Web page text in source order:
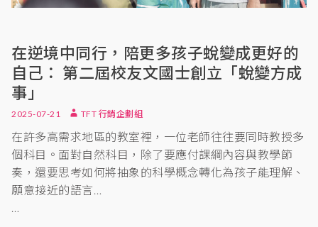
在逆境中同行，陪更多孩子蛻變成更好的
自己： 第二屆校友文國士創立「蛻變方成
事」
2025-07-21 TFT 行銷企劃組
在許多高需求地區的教室裡，一位老師往往要同時教授多
個科目。面對自然科目，除了要應付課綱內容與教學節
奏，還要思考如何將抽象的科學概念轉化為孩子能理解、
願意接近的語言…
…